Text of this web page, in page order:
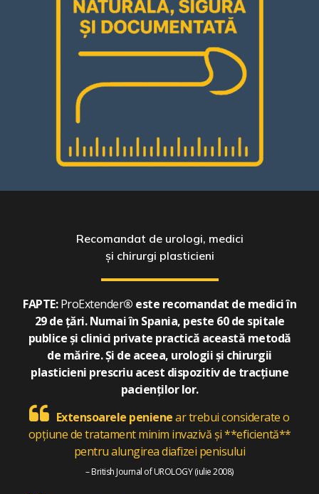
Recomandat de urologi, medici
și chirurgi plasticieni
FAPTE:ProExtender® este recomandat de mediciîn
29 de țări. Numai în Spania, peste 60 de spitale
publiceși clinici private practică această metodă
de mărire. Și de aceea, urologiiși chirurgii
plasticieni prescriu acest dispozitiv de tracțiune
pacienților lor.
Extensoarele penienear trebui considerate o
opțiune de tratament minim invazivă și **eficientă**
pentru alungirea diafizei penisului
– British Journal of UROLOGY (iulie 2008)